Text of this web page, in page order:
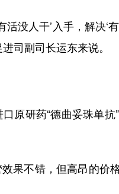
人干’入手，解决‘
司副司长运东来说。
研药“德曲妥珠单抗
不错，但高昂的价